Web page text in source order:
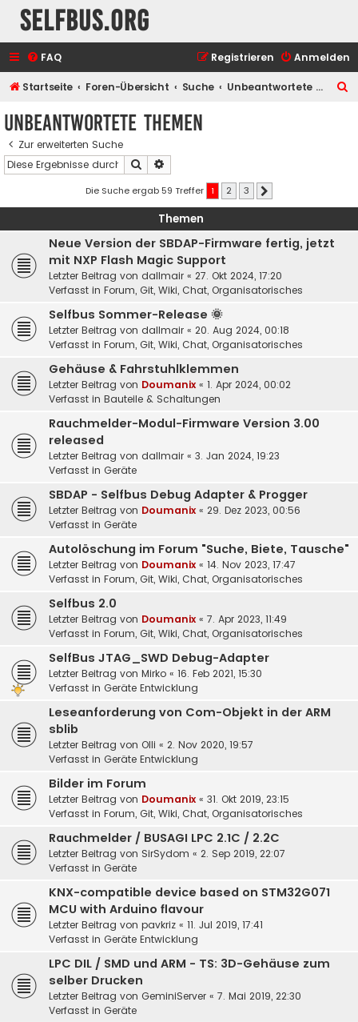
selfbus.org
FAQ Anmelden
Registrieren
Startseite Foren-Übersicht Suche Unbeantwortete Themen
Unbeantwortete Themen
Zur erweiterten Suche
Suche
Die Suche ergab 59 Treffer 1 2 3
Themen
Neue Version der SBDAP-Firmware fertig, jetzt
mit NXP Flash Magic Support
Letzter Beitrag von dallmair « 27. Okt 2024, 17:20
Verfasst in Forum, Git, Wiki, Chat, Organisatorisches
Selfbus Sommer-Release 🌞
Letzter Beitrag von dallmair « 20. Aug 2024, 00:18
Verfasst in Forum, Git, Wiki, Chat, Organisatorisches
Gehäuse & Fahrstuhlklemmen
Letzter Beitrag von Doumanix « 1. Apr 2024, 00:02
Verfasst in Bauteile & Schaltungen
Rauchmelder-Modul-Firmware Version 3.00
released
Letzter Beitrag von dallmair « 3. Jan 2024, 19:23
Verfasst in Geräte
SBDAP - Selfbus Debug Adapter & Progger
Letzter Beitrag von Doumanix « 29. Dez 2023, 00:56
Verfasst in Geräte
Autolöschung im Forum "Suche, Biete, Tausche"
Letzter Beitrag von Doumanix « 14. Nov 2023, 17:47
Verfasst in Forum, Git, Wiki, Chat, Organisatorisches
Selfbus 2.0
Letzter Beitrag von Doumanix « 7. Apr 2023, 11:49
Verfasst in Forum, Git, Wiki, Chat, Organisatorisches
SelfBus JTAG_SWD Debug-Adapter
Letzter Beitrag von Mirko « 16. Feb 2021, 15:30
Verfasst in Geräte Entwicklung
Leseanforderung von Com-Objekt in der ARM
sblib
Letzter Beitrag von Olli « 2. Nov 2020, 19:57
Verfasst in Geräte Entwicklung
Bilder im Forum
Letzter Beitrag von Doumanix « 31. Okt 2019, 23:15
Verfasst in Forum, Git, Wiki, Chat, Organisatorisches
Rauchmelder / BUSAGI LPC 2.1C / 2.2C
Letzter Beitrag von SirSydom « 2. Sep 2019, 22:07
Verfasst in Geräte
KNX-compatible device based on STM32G071
MCU with Arduino flavour
Letzter Beitrag von pavkriz « 11. Jul 2019, 17:41
Verfasst in Geräte Entwicklung
LPC DIL / SMD und ARM - TS: 3D-Gehäuse zum
selber Drucken
Letzter Beitrag von GeminiServer « 7. Mai 2019, 22:30
Verfasst in Geräte